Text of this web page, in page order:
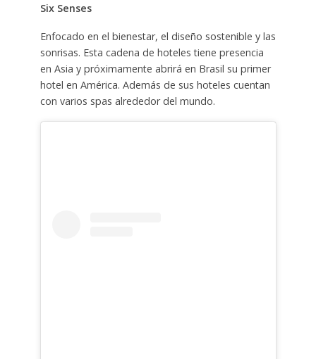
Six Senses
Enfocado en el bienestar, el diseño sostenible y las
sonrisas. Esta cadena de hoteles tiene presencia
en Asia y próximamente abrirá en Brasil su primer
hotel en América. Además de sus hoteles cuentan
con varios spas alrededor del mundo.